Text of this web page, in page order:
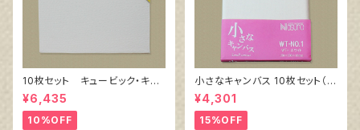
10枚セット キュービック・キャ
ンバス白（縦150㎜×横150㎜×
厚38㎜）
¥6,435
10%OFF
小さなキャンバス 10枚セット（ホ
ワイト塗りキャンバス張り）
¥4,301
15%OFF